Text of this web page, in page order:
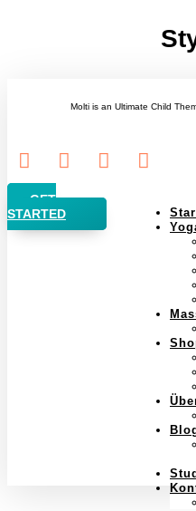
Molti is an Ultimate Child
   
GET
STARTED